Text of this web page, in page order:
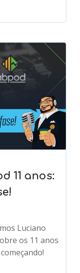
11 anos:
Luciano
os 11 anos